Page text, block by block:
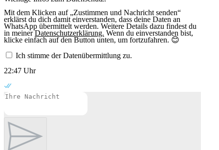
Mit dem Klicken auf „Zustimmen und Nachricht senden“
erklärst du dich damit einverstanden, dass deine Daten an
WhatsApp übermittelt werden. Weitere Details dazu findest du
in meinerDatenschutzerklärung. Wenn du einverstanden bist,
klicke einfach auf den Button unten, um fortzufahren. 😊
Ich stimme der Datenübermittlung zu.
22:47 Uhr